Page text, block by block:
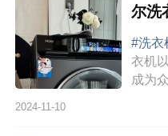
尔洗
#洗衣
衣机
成为
吗？
2024-11-10